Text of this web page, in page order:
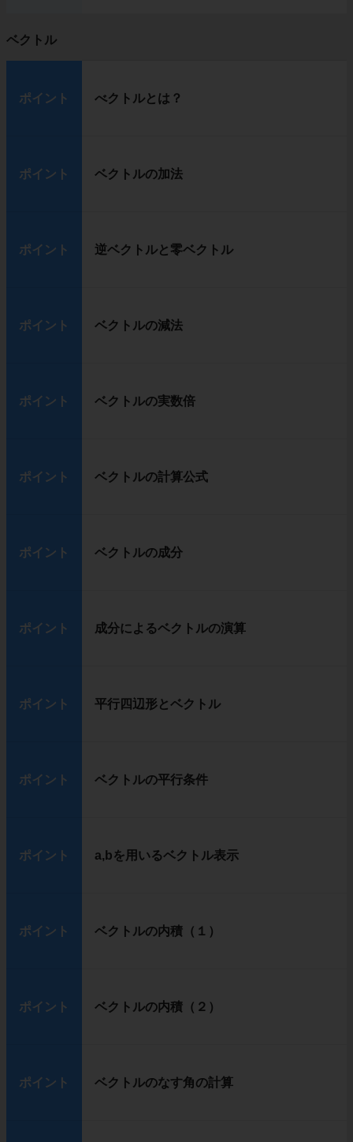
ベクトル
ポイント べクトルとは？
ポイント ベクトルの加法
ポイント 逆ベクトルと零ベクトル
ポイント ベクトルの減法
ポイント ベクトルの実数倍
ポイント ベクトルの計算公式
ポイント ベクトルの成分
ポイント 成分によるベクトルの演算
ポイント 平行四辺形とベクトル
ポイント ベクトルの平行条件
ポイント a,bを用いるベクトル表示
ポイント ベクトルの内積（１）
ポイント ベクトルの内積（２）
ポイント ベクトルのなす角の計算